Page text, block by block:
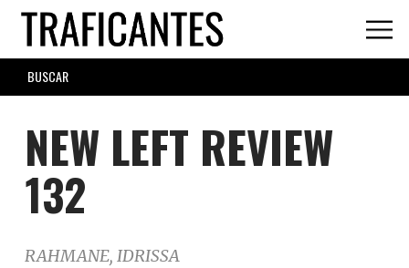
Skip
main
content
SEARCH
FORM
NEW LEFT REVIEW
132
RAHMANE, IDRISSA